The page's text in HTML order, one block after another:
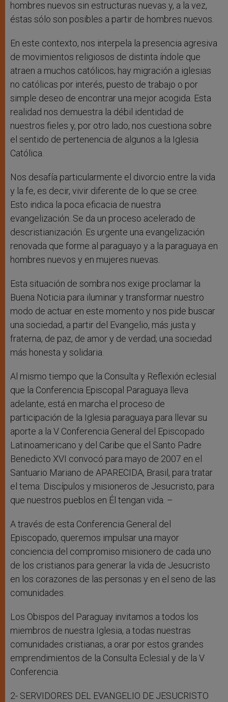
hombres nuevos sin estructuras nuevas y, a la vez,
éstas sólo son posibles a partir de hombres nuevos.
En este contexto, nos interpela la presencia agresiva
de movimientos religiosos de distinta índole que
atraen a muchos católicos; hay migración a iglesias
no católicas por interés, puesto de trabajo o por
simple deseo de encontrar una mejor acogida. Esta
realidad nos demuestra la débil identidad de
nuestros fieles y, por otro lado, nos cuestiona sobre
el sentido de pertenencia de algunos a la Iglesia
Católica.
Nos desafía particularmente el divorcio entre la vida
y la fe, es decir, vivir diferente de lo que se cree.
Esto indica la poca eficacia de nuestra
evangelización. Se da un proceso acelerado de
descristianización. Es urgente una evangelización
renovada que forme al paraguayo y a la paraguaya en
hombres nuevos y en mujeres nuevas.
Esta situación de sombra nos exige proclamar la
Buena Noticia para iluminar y transformar nuestro
modo de actuar en este momento y nos pide buscar
una sociedad, a partir del Evangelio, más justa y
fraterna, de paz, de amor y de verdad; una sociedad
más honesta y solidaria.
Al mismo tiempo que la Consulta y Reflexión eclesial
que la Conferencia Episcopal Paraguaya lleva
adelante, está en marcha el proceso de
participación de la Iglesia paraguaya para llevar su
aporte a la V Conferencia General del Episcopado
Latinoamericano y del Caribe que el Santo Padre
Benedicto XVI convocó para mayo de 2007 en el
Santuario Mariano de APARECIDA, Brasil, para tratar
el tema: Discípulos y misioneros de Jesucristo, para
que nuestros pueblos en Él tengan vida. –
A través de esta Conferencia General del
Episcopado, queremos impulsar una mayor
conciencia del compromiso misionero de cada uno
de los cristianos para generar la vida de Jesucristo
en los corazones de las personas y en el seno de las
comunidades.
Los Obispos del Paraguay invitamos a todos los
miembros de nuestra Iglesia, a todas nuestras
comunidades cristianas, a orar por estos grandes
emprendimientos de la Consulta Eclesial y de la V
Conferencia.
2- SERVIDORES DEL EVANGELIO DE JESUCRISTO